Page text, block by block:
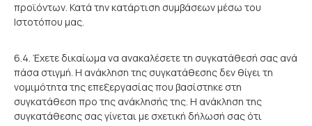
προϊόντων. Κατά την κατάρτιση συμβάσεων μέσω του
Ιστοτόπου μας.
6.4. Έχετε δικαίωμα να ανακαλέσετε τη συγκατάθεσή σας ανά
πάσα στιγμή. Η ανάκληση της συγκατάθεσης δεν θίγει τη
νομιμότητα της επεξεργασίας που βασίστηκε στη
συγκατάθεση προ της ανάκλησής της. Η ανάκληση της
συγκατάθεσης σας γίνεται με σχετική δήλωσή σας ότι